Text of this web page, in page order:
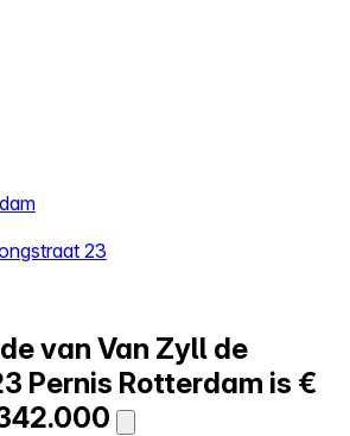
23
van Van Zyll de
Pernis Rotterdam is €